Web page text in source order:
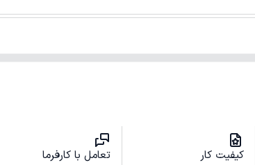
کیفیت کار تعامل با کارفرما